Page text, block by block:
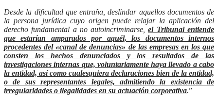
Desde la dificultad que entraña, deslindar aquellos documentos de
la persona jurídica cuyo origen puede relajar la aplicación del
derecho fundamental a no autoincriminarse,el Tribunal entiende
que estarían amparados por aquél, los documentos internos
procedentes del «canal de denuncias» de las empresas en los que
consten los hechos denunciados y los resultados de las
investigaciones internas que, voluntariamente haya llevado a cabo
la entidad, así como cualesquiera declaraciones bien de la entidad,
o de sus representantes legales, admitiendo la existencia de
irregularidades o ilegalidades en su actuación corporativa.”